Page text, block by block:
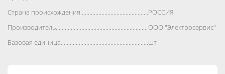
Страна происхождения..................................................................................
РОССИЯ
Производитель..................................................................................ООО "Электросервис"
Базовая единица..................................................................................
шт